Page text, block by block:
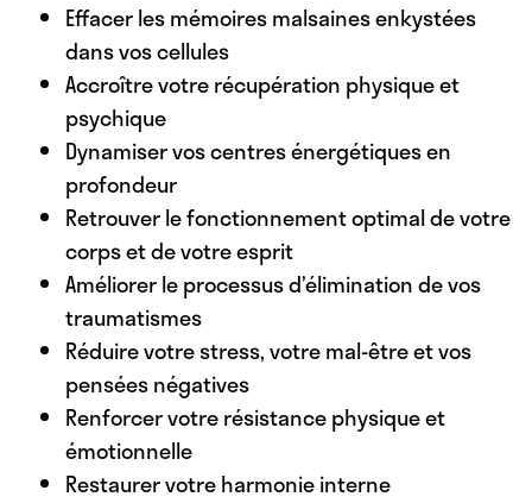
Effacer les mémoires malsaines enkystées
dans vos cellules
Accroître votre récupération physique et
psychique
Dynamiser vos centres énergétiques en
profondeur
Retrouver le fonctionnement optimal de votre
corps et de votre esprit
Améliorer le processus d’élimination de vos
traumatismes
Réduire votre stress, votre mal-être et vos
pensées négatives
Renforcer votre résistance physique et
émotionnelle
Restaurer votre harmonie interne